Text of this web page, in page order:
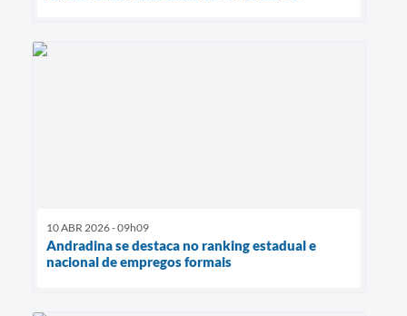
10 ABR 2026 - 09h09
Andradina se destaca no ranking estadual e
nacional de empregos formais